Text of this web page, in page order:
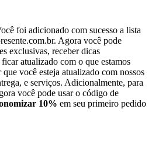
foi adicionado com sucesso a lista
Agora você pode
exclusivas, receber dicas
ficar atualizado com o que estamos
você esteja atualizado com nossos
e serviços. Adicionalmente, para
você pode usar o código de
10% em seu primeiro pedido